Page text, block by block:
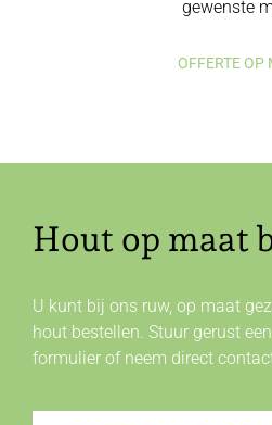
gewenste
OFFERTE OP
Hout op maat
U kunt bij ons ruw, op maat
hout bestellen. Stuur gerust
formulier of neem direct